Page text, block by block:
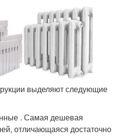
выделяют следующие
. Самая дешевая
отличающаяся достаточно